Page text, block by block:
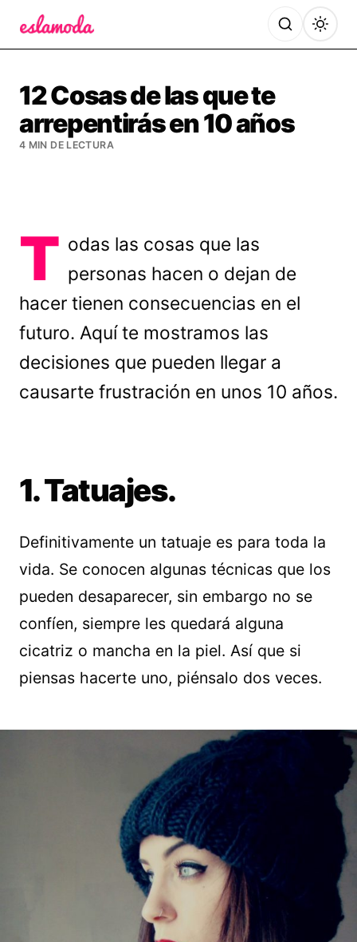
12 Cosas de las que te
arrepentirás en 10 años
4 MIN DE LECTURA
T odas las cosas que las
personas hacen o dejan de
hacer tienen consecuencias en el
futuro. Aquí te mostramos las
decisiones que pueden llegar a
causarte frustración en unos 10 años.
1. Tatuajes.
Definitivamente un tatuaje es para toda la
vida. Se conocen algunas técnicas que los
pueden desaparecer, sin embargo no se
confíen, siempre les quedará alguna
cicatriz o mancha en la piel. Así que si
piensas hacerte uno, piénsalo dos veces.